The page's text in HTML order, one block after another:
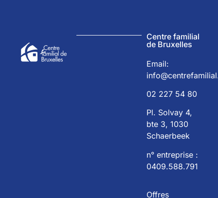
Centre familial
de Bruxelles
Email:
02 227 54 80
Pl. Solvay 4,
bte 3, 1030
Schaerbeek
n° entreprise :
0409.588.791
Offres